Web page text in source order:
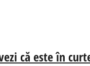
că este în